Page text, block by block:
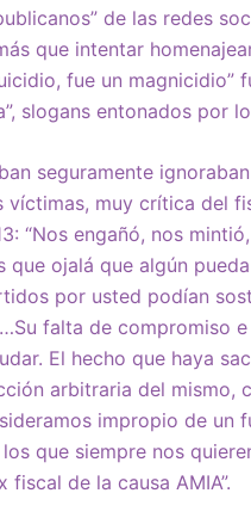
de las redes
que intentar
fue un magnicidio”
slogans entonados por
seguramente
víctimas, muy crítica del
“Nos engañó, nos
ojalá que algún
por usted podían
falta de compromiso
El hecho que haya
arbitraria del mismo,
impropio de un
que siempre nos
de la causa AMIA”.